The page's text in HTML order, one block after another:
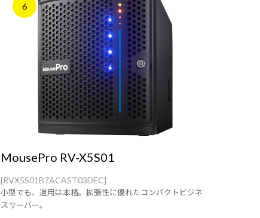
6
MousePro RV-X5S01
[RVX5S01B7ACAST03DEC]
小型でも、運用は本格。拡張性に優れたコンパクトビジネ
スサーバー。